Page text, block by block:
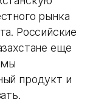
рынка
Российские
еще
мы
продукт и